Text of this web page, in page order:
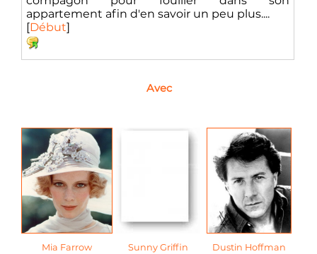
appartement afin d'en savoir un peu plus....
[Début]
Avec
Mia Farrow Sunny Griffin Dustin Hoffman